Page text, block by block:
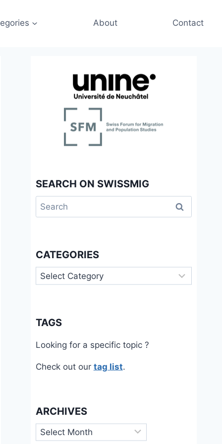
About Contact
SEARCH ON SWISSMIG
Search
for:
CATEGORIES
Categories
TAGS
Looking for a specific topic ?
Check out our tag list.
ARCHIVES
Archives